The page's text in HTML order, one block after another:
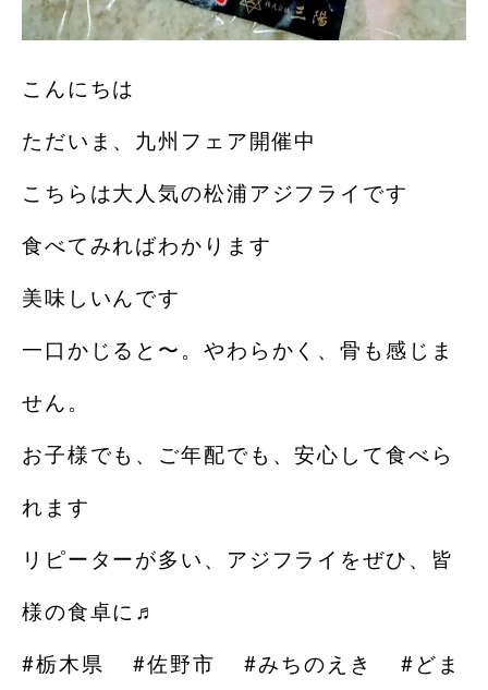
こんにちは
ただいま、九州フェア開催中️
こちらは大人気の松浦アジフライです️
食べてみればわかります️
美味しいんです️
一口かじると〜。やわらかく、骨も感じま
せん。
お子様でも、ご年配でも、安心して食べら
れます
リピーターが多い、アジフライをぜひ、皆
様の食卓に♬
#栃木県 #佐野市 #みちのえき #どま